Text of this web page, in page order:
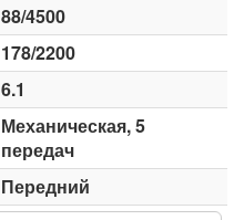
88/4500
178/2200
6.1
Механическая, 5
передач
Передний